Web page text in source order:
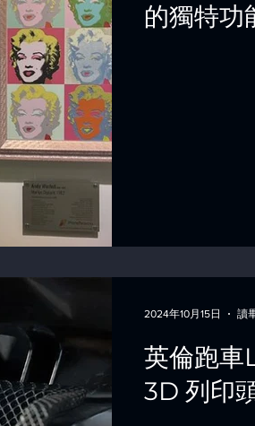
的獨特功
英倫跑車
3D 列印
2024年10月15日 讀